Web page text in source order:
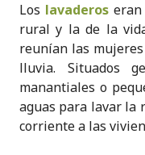
Los lavaderos
rural y la de la
reunían las
lluvia. Situados
manantiales o
aguas para lavar la
corriente a las